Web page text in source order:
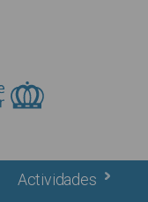
Actividades